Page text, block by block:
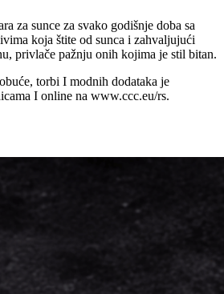
za sunce za svako godišnje doba sa
koja štite od sunca i zahvaljujući
privlače pažnju onih kojima je stil bitan.
torbi I modnih dodataka je
I online na www.ccc.eu/rs.